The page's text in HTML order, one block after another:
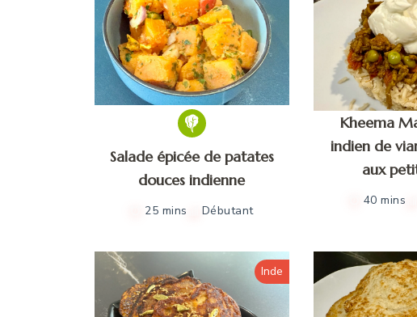
Salade épicée de patates
douces indienne
25 mins Débutant
Kheema
indien de
aux
40 mins
Inde